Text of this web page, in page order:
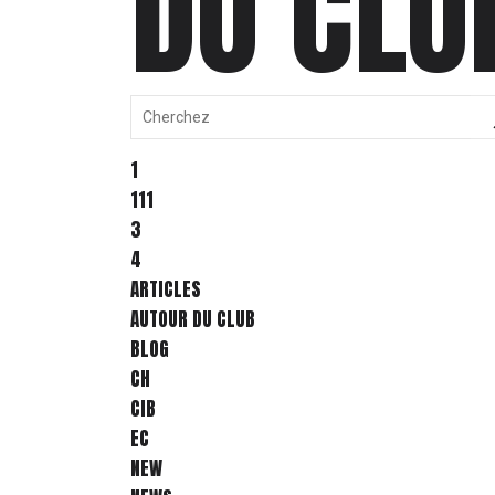
1
111
3
4
ARTICLES
AUTOUR DU CLUB
BLOG
CH
CIB
EC
NEW